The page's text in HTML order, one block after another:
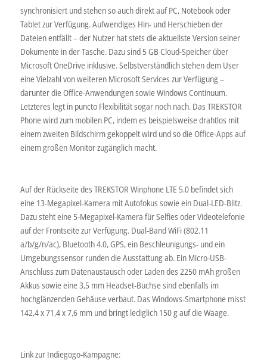
synchronisiert und stehen so auch direkt auf PC, Notebook oder
Tablet zur Verfügung. Aufwendiges Hin- und Herschieben der
Dateien entfällt – der Nutzer hat stets die aktuellste Version seiner
Dokumente in der Tasche. Dazu sind 5 GB Cloud-Speicher über
Microsoft OneDrive inklusive. Selbstverständlich stehen dem User
eine Vielzahl von weiteren Microsoft Services zur Verfügung –
darunter die Office-Anwendungen sowie Windows Continuum.
Letzteres legt in puncto Flexibilität sogar noch nach. Das TREKSTOR
Phone wird zum mobilen PC, indem es beispielsweise drahtlos mit
einem zweiten Bildschirm gekoppelt wird und so die Office-Apps auf
einem großen Monitor zugänglich macht.
Auf der Rückseite des TREKSTOR Winphone LTE 5.0 befindet sich
eine 13-Megapixel-Kamera mit Autofokus sowie ein Dual-LED-Blitz.
Dazu steht eine 5-Megapixel-Kamera für Selfies oder Videotelefonie
auf der Frontseite zur Verfügung. Dual-Band WiFi (802.11
a/b/g/n/ac), Bluetooth 4.0, GPS, ein Beschleunigungs- und ein
Umgebungssensor runden die Ausstattung ab. Ein Micro-USB-
Anschluss zum Datenaustausch oder Laden des 2250 mAh großen
Akkus sowie eine 3,5 mm Headset-Buchse sind ebenfalls im
hochglänzenden Gehäuse verbaut. Das Windows-Smartphone misst
142,4 x 71,4 x 7,6 mm und bringt lediglich 150 g auf die Waage.
Link zur Indiegogo-Kampagne: